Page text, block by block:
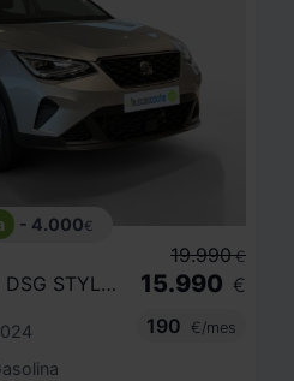
- 4.000€
1.0 TSI 85KW (115CV) DSG STYLE XL
19.990 €
15.990 €
190
€/mes